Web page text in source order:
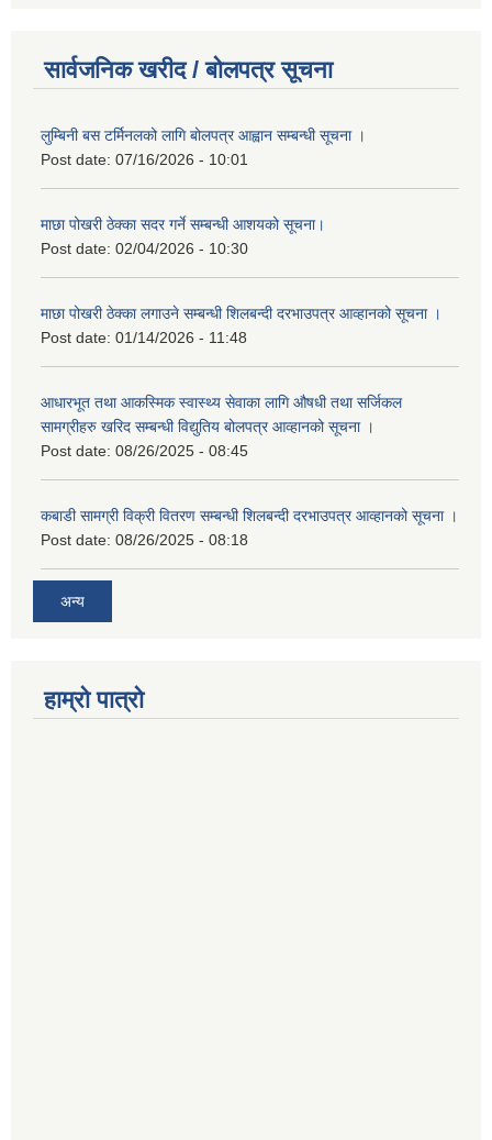
सार्वजनिक खरीद / बोलपत्र सूचना
लुम्बिनी बस टर्मिनलको लागि बोलपत्र आह्वान सम्बन्धी सूचना ।
Post date: 07/16/2026 - 10:01
माछा पोखरी ठेक्का सदर गर्ने सम्बन्धी आशयको सूचना।
Post date: 02/04/2026 - 10:30
माछा पोखरी ठेक्का लगाउने सम्बन्धी शिलबन्दी दरभाउपत्र आव्हानको सूचना ।
Post date: 01/14/2026 - 11:48
आधारभूत तथा आकस्मिक स्वास्थ्य सेवाका लागि औषधी तथा सर्जिकल
सामग्रीहरु खरिद सम्बन्धी विद्युतिय बोलपत्र आव्हानको सूचना ।
Post date: 08/26/2025 - 08:45
कबाडी सामग्री विक्री वितरण सम्बन्धी शिलबन्दी दरभाउपत्र आव्हानको सूचना ।
Post date: 08/26/2025 - 08:18
अन्य
हाम्रो पात्रो